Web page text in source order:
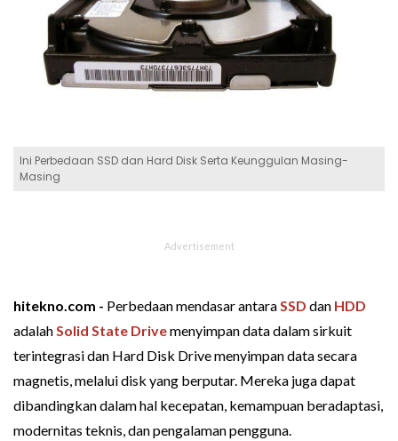
Ini Perbedaan SSD dan Hard Disk Serta Keunggulan Masing-
Masing
hitekno.com - Perbedaan mendasar antaraSSD dan HDD
adalahSolid State Drivemenyimpan data dalam sirkuit
terintegrasi dan Hard Disk Drive menyimpan data secara
magnetis, melalui disk yang berputar. Mereka juga dapat
dibandingkan dalam hal kecepatan, kemampuan beradaptasi,
modernitas teknis, dan pengalaman pengguna.